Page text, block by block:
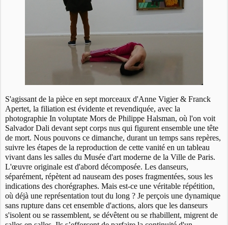
S'agissant de la pièce en sept morceaux d'Anne Vigier & Franck
Apertet, la filiation est évidente et revendiquée, avec la
photographie In voluptate Mors de Philippe Halsman, où l'on voit
Salvador Dali devant sept corps nus qui figurent ensemble une tête
de mort. Nous pouvons ce dimanche, durant un temps sans repères,
suivre les étapes de la reproduction de cette vanité en un tableau
vivant dans les salles du Musée d'art moderne de la Ville de Paris.
L'œuvre originale est d'abord décomposée. Les danseurs,
séparément, répètent ad nauseam des poses fragmentées, sous les
indications des chorégraphes. Mais est-ce une véritable répétition,
où déjà une représentation tout du long ? Je perçois une dynamique
sans rupture dans cet ensemble d'actions, alors que les danseurs
s'isolent ou se rassemblent, se dévêtent ou se rhabillent, migrent de